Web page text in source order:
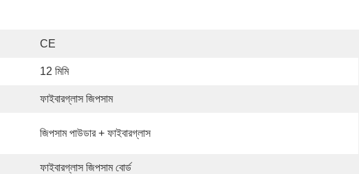
CE
12 মিমি
ফাইবারগ্লাস জিপসাম
জিপসাম পাউডার + ফাইবারগ্লাস
ফাইবারগ্লাস জিপসাম বোর্ড